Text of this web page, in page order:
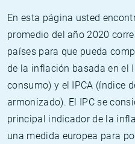
En esta página usted
promedio del año 2020
países para que pueda
de la inflación basada en el
consumo) y el IPCA (índice
armonizado). El IPC se
principal indicador de la
una medida europea para